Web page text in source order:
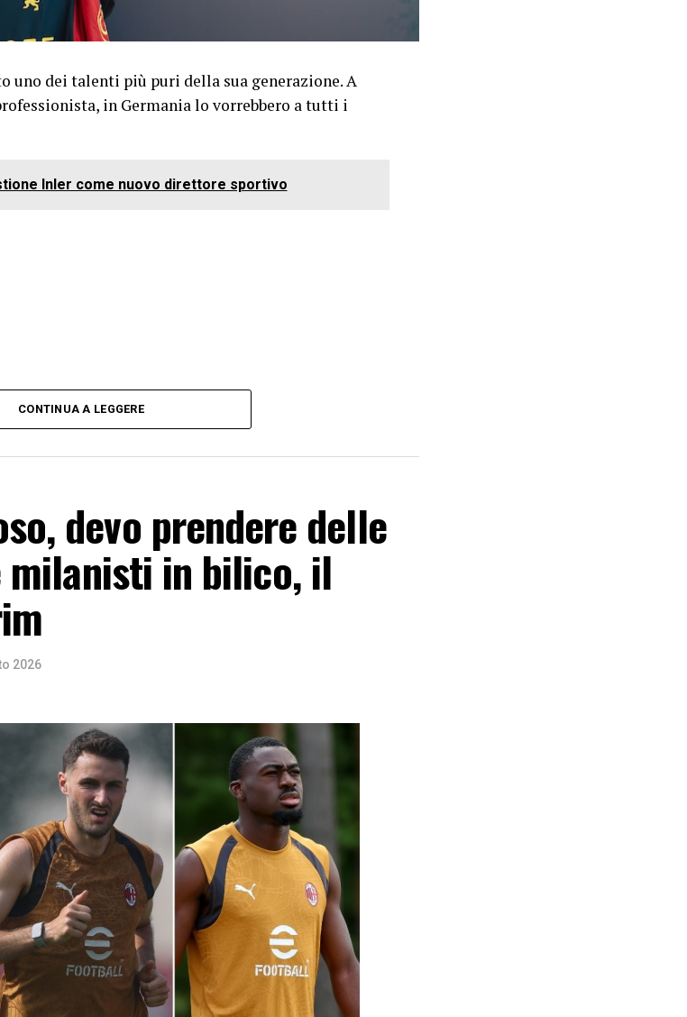
uno dei talenti più puri della sua generazione. A
in Germania lo vorrebbero a tutti i
Inler come nuovo direttore sportivo
CONTINUA A LEGGERE
devo prendere delle
milanisti in bilico, il
2026